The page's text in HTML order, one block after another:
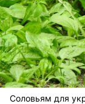
Соловьям для